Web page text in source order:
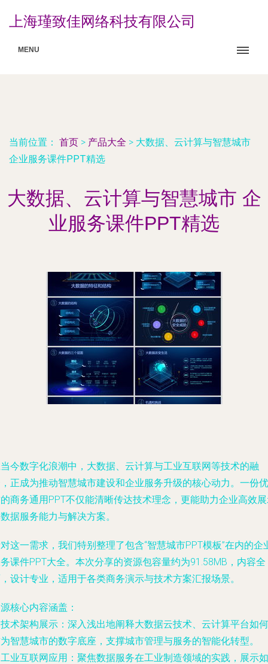
上海瑾致佳网络科技有限公司
MENU
当前位置： 首页 > 产品大全 > 大数据、云计算与智慧城市
企业服务课件PPT精选
大数据、云计算与智慧城市 企
业服务课件PPT精选
今数字化浪潮中，大数据、云计算与工业互联网等技术的融
正成为推动智慧城市建设和企业服务升级的核心动力。一份优
商务通用PPT不仅能清晰传达技术理念，更能助力企业高效
据服务能力与解决方案。
这一需求，我们特别整理了包含“智慧城市PPT模板”在内的企
课件PPT大全。本次分享的资源包容量约为91.58MB，内容全
设计专业，适用于各类商务演示与技术方案汇报场景。
核心内容涵盖：
技术架构展示 ：深入浅出地阐释大数据云技术、云计算平台如何
智慧城市的数字底座，支撑城市管理与服务的智能化转型。
工业互联网应用 ：聚焦数据服务在工业制造领域的实践，展示如